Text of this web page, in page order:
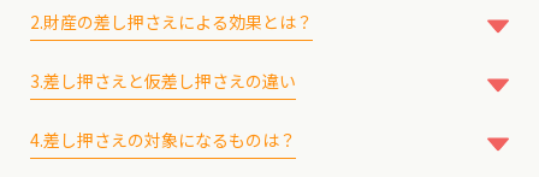
2.財産の差し押さえによる効果とは？
2-2.仮差し押さえ
3.差し押さえと仮差し押さえの違い
3-2.担保金の有無
4.差し押さえの対象になるものは？